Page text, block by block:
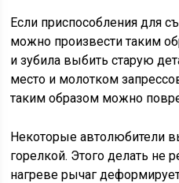
Если приспособления для
можно произвести таким
и зубила выбить старую
место и молотком
таким образом можно
Некоторые автолюбители
горелкой. Этого делать не
нагреве рычаг